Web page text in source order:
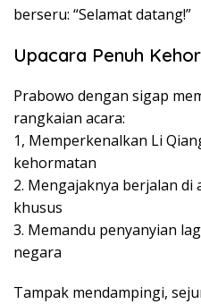
berseru: “Selamat datang!”
Upacara Penuh
Prabowo dengan sigap
rangkaian acara:
1, Memperkenalkan Li
kehormatan
2. Mengajaknya berjalan
khusus
3. Memandu penyanyian
negara
Tampak mendampingi,